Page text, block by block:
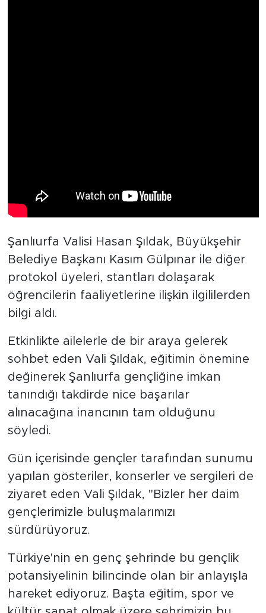
Şanlıurfa Valisi Hasan Şıldak, Büyükşehir
Belediye Başkanı Kasım Gülpınar ile diğer
protokol üyeleri, stantları dolaşarak
öğrencilerin faaliyetlerine ilişkin ilgililerden
bilgi aldı.
Etkinlikte ailelerle de bir araya gelerek
sohbet eden Vali Şıldak, eğitimin önemine
değinerek Şanlıurfa gençliğine imkan
tanındığı takdirde nice başarılar
alınacağına inancının tam olduğunu
söyledi.
Gün içerisinde gençler tarafından sunumu
yapılan gösteriler, konserler ve sergileri de
ziyaret eden Vali Şıldak, "Bizler her daim
gençlerimizle buluşmalarımızı
sürdürüyoruz.
Türkiye'nin en genç şehrinde bu gençlik
potansiyelinin bilincinde olan bir anlayışla
hareket ediyoruz. Başta eğitim, spor ve